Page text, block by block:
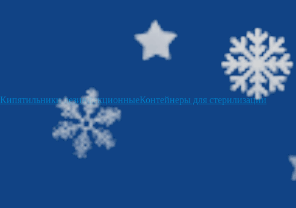
Кипятильники дезинфекционныеКонтейнеры для стерилизации